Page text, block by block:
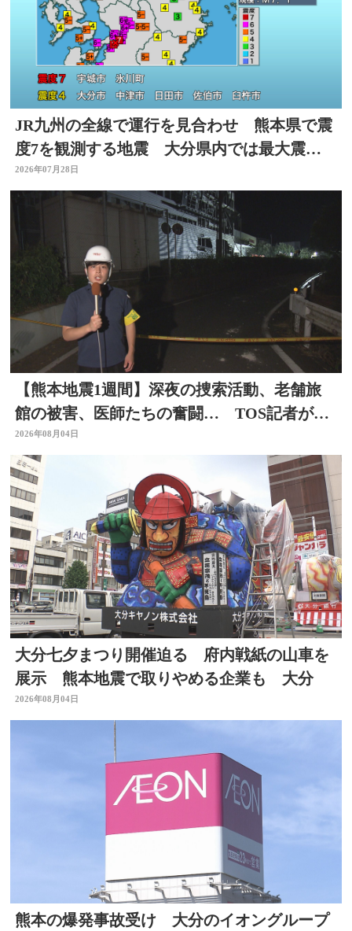
JR九州の全線で運行を見合わせ 熊本県で震
度7を観測する地震 大分県内では最大震度4
を観測
2026年07月28日
【熊本地震1週間】深夜の捜索活動、老舗旅
館の被害、医師たちの奮闘… TOS記者が取
材した被災地 大分
2026年08月04日
大分七夕まつり開催迫る 府内戦紙の山車を
展示 熊本地震で取りやめる企業も 大分
2026年08月04日
熊本の爆発事故受け 大分のイオングループ